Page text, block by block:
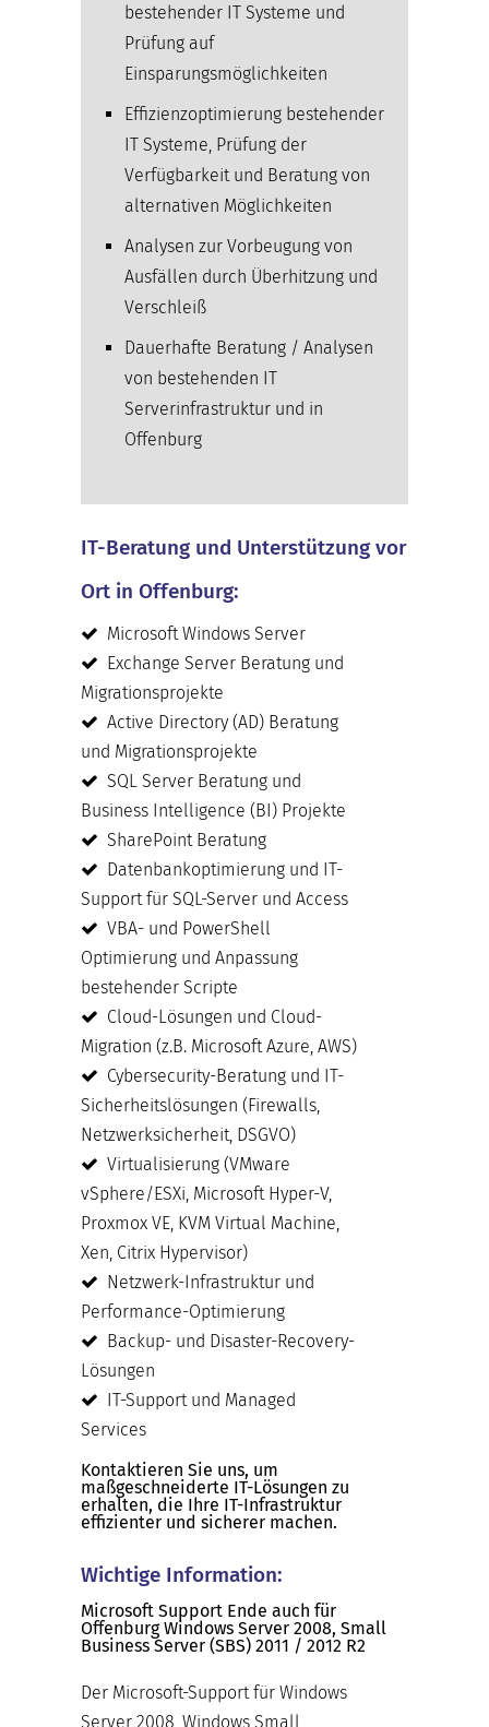
bestehender IT Systeme und
Prüfung auf
Einsparungsmöglichkeiten
Effizienzoptimierung bestehender
IT Systeme, Prüfung der
Verfügbarkeit und Beratung von
alternativen Möglichkeiten
Analysen zur Vorbeugung von
Ausfällen durch Überhitzung und
Verschleiß
Dauerhafte Beratung / Analysen
von bestehenden IT
Serverinfrastruktur und in
Offenburg
IT-Beratung und Unterstützung vor
Ort in Offenburg:
Microsoft Windows Server
Exchange Server Beratung und
Migrationsprojekte
Active Directory (AD) Beratung
und Migrationsprojekte
SQL Server Beratung und
Business Intelligence (BI) Projekte
SharePoint Beratung
Datenbankoptimierung und IT-
Support für SQL-Server und Access
VBA- und PowerShell
Optimierung und Anpassung
bestehender Scripte
Cloud-Lösungen und Cloud-
Migration (z.B. Microsoft Azure, AWS)
Cybersecurity-Beratung und IT-
Sicherheitslösungen (Firewalls,
Netzwerksicherheit, DSGVO)
Virtualisierung (VMware
vSphere/ESXi, Microsoft Hyper-V,
Proxmox VE, KVM Virtual Machine,
Xen, Citrix Hypervisor)
Netzwerk-Infrastruktur und
Performance-Optimierung
Backup- und Disaster-Recovery-
Lösungen
IT-Support und Managed
Services
Kontaktieren Sie uns, um
maßgeschneiderte IT-Lösungen zu
erhalten, die Ihre IT-Infrastruktur
effizienter und sicherer machen.
Wichtige Information:
Microsoft Support Ende auch für
Offenburg Windows Server 2008, Small
Business Server (SBS) 2011 / 2012 R2
Der Microsoft-Support für Windows
Server 2008, Windows Small